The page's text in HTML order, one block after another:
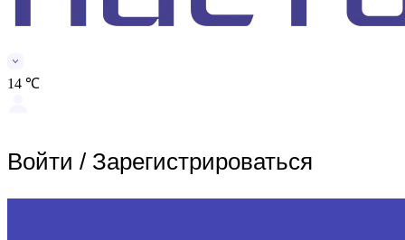
14 ℃
Войти / Зарегистрироваться